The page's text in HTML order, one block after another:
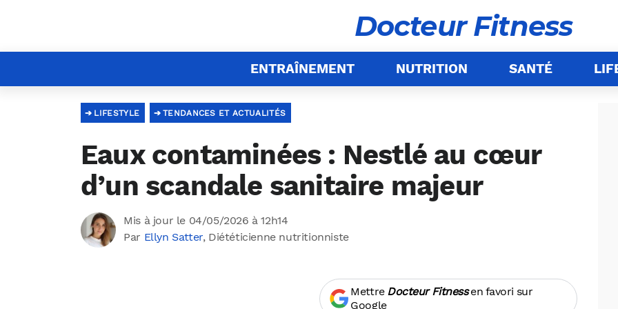
Docteur Fitness
ENTRAÎNEMENT NUTRITION SANTÉ
TENDANCES ET ACTUALITÉS
LIFESTYLE
Eaux contaminées : Nestlé au cœur
d’un scandale sanitaire majeur
Mis à jour le 04/05/2026 à 12h14
Par Ellyn Satter, Diététicienne nutritionniste
Mettre Docteur Fitnessen favori sur
Google